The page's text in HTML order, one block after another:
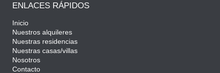
ENLACES RÁPIDOS
Inicio
Nuestros alquileres
Nuestras residencias
Nuestras casas/villas
Nosotros
Contacto